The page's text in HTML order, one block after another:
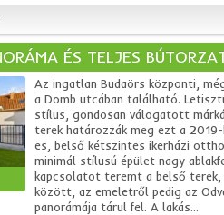
ÉS TELJES
Az ingatlan Budaörs központi,
a Domb utcában található.
stílus, gondosan válogatott
terek határozzák meg ezt a
es, belső kétszintes ikerházi
minimál stílusú épület nagy
kapcsolatot teremt a belső
között, az emeletről pedig az
panorámája tárul fel. A lakás...